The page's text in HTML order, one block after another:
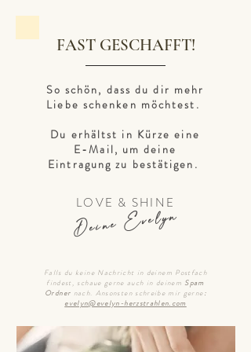
FAST GESCHAFFT!
So schön, dass du dir mehr
Liebe schenken möchtest.
Du erhältst in Kürze eine
E-Mail, um deine
Eintragung zu bestätigen.
LOVE & SHINE
Deine Evelyn
Falls du keine Nachricht in deinem Postfach
findest, schaue gerne auch in deinem Spam
Ordner nach. Ansonsten schreibe mir gerne:
evelyn@evelyn-herzstrahlen.com